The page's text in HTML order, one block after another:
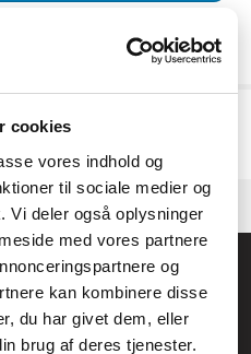
cookies
vores indhold og
til sociale medier og
Vi deler også oplysninger
med vores partnere
og
kan kombinere disse
du har givet dem, eller
brug af deres tjenester.